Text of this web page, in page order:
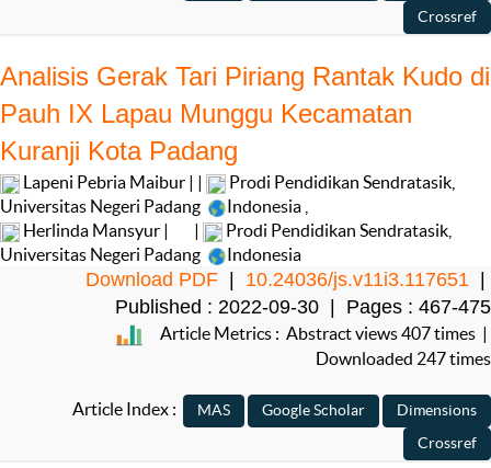
Analisis Gerak Tari Piriang Rantak Kudo di
Pauh IX Lapau Munggu Kecamatan
Kuranji Kota Padang
Lapeni Pebria Maibur | |
Prodi Pendidikan Sendratasik,
Universitas Negeri Padang
Indonesia
Herlinda Mansyur |
|
Prodi Pendidikan Sendratasik,
Universitas Negeri Padang
Indonesia
Download PDF | 10.24036/js.v11i3.117651 |
Published : 2022-09-30 | Pages : 467-475
Article Metrics : Abstract views 407 times |
Downloaded 247 times
Article Index :